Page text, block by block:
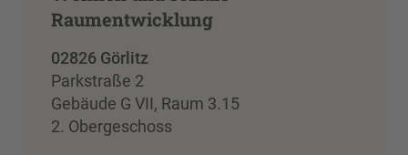
Raumentwicklung
02826 Görlitz
Parkstraße 2
Gebäude G VII, Raum 3.15
2. Obergeschoss